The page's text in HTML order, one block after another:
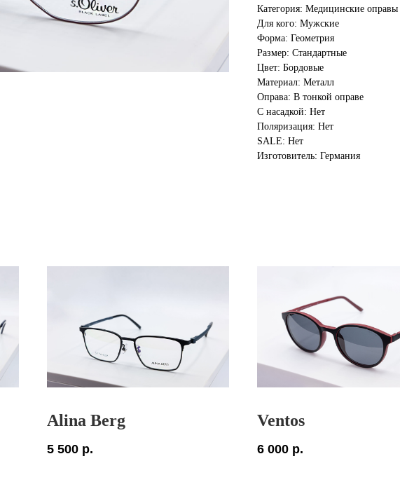
Категория: Медицинские оправы
Для кого: Мужские
Форма: Геометрия
Размер: Стандартные
Цвет: Бордовые
Материал: Металл
Оправа: В тонкой оправе
С насадкой: Нет
Поляризация: Нет
SALE: Нет
Изготовитель: Германия
Alina Berg
5 500 р.
Ventos
6 000 р.